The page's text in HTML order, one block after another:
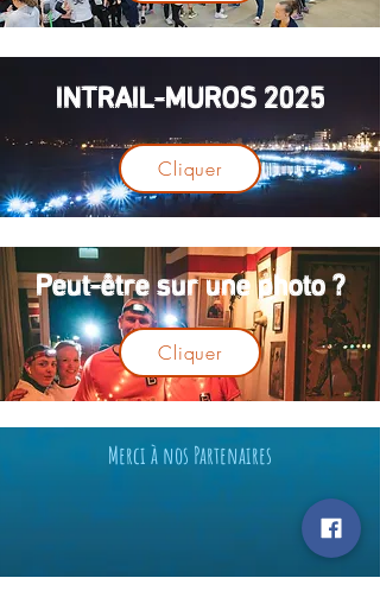
INTRAIL-MUROS 2025
Cliquer
Peut-être sur une photo ?
Cliquer
Merci à nos Partenaires